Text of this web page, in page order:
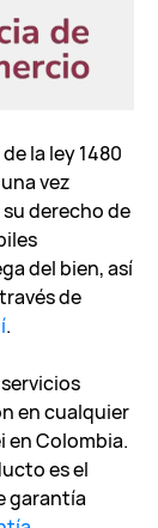
la ley 1480
vez
derecho de
del bien, así
de
.
en cualquier
en Colombia.
es el
garantía